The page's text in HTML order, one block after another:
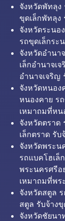
จังหวัดพัทลุง
ขุดเล็กพัทลุง
จังหวัดระนอ
รถขุดเล็กระ
จังหวัดอำนา
เล็กอำนาจเ
อำนาจเจริญ
จังหวัดหนอง
หนองคาย ร
เหมาถมที่หน
จังหวัดตราด
เล็กตราด รั
จังหวัดพระน
รถแบคโฮเล็
พระนครศรีอ
เหมาถมที่พร
จังหวัดสตูล
สตูล รับจ้าง
จังหวัดชัยนา